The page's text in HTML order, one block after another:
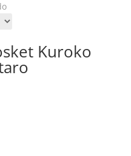
Kuroko